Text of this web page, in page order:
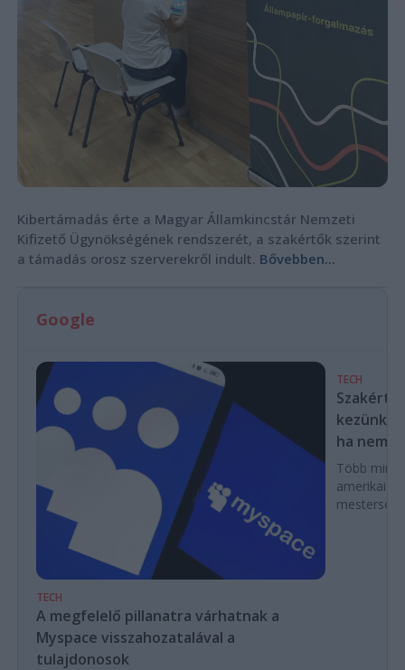
Kibertámadás érte a Magyar Államkincstár Nemzeti
Kifizető Ügynökségének rendszerét, a szakértők szerint
a támadás orosz szerverekről indult. Bővebben...
Google
TECH
A megfelelő pillanatra várhatnak a
Myspace visszahozatalával a
tulajdonosok
TECH
ha nem
Több mint
amerikai